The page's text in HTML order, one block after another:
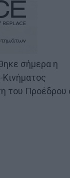
σήμερα η
του Προέδρου